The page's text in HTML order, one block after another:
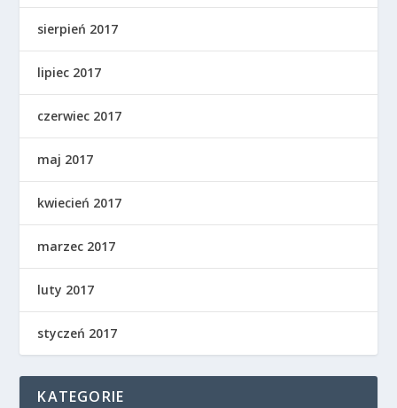
sierpień 2017
lipiec 2017
czerwiec 2017
maj 2017
kwiecień 2017
marzec 2017
luty 2017
styczeń 2017
KATEGORIE